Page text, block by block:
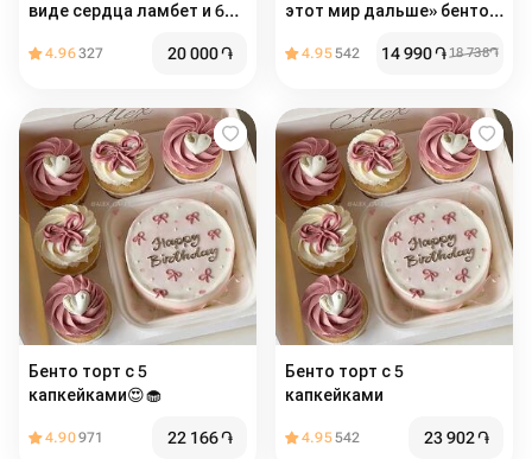
виде сердца ламбет и 6
4.96327 20 000֏
этот мир дальше» бенто +
4.95542 14 990֏18 738֏
Бенто торт с 5
капкейками😍🧁
4.90971 22 166֏
Бенто торт с 5
капкейками
4.95542 23 902֏